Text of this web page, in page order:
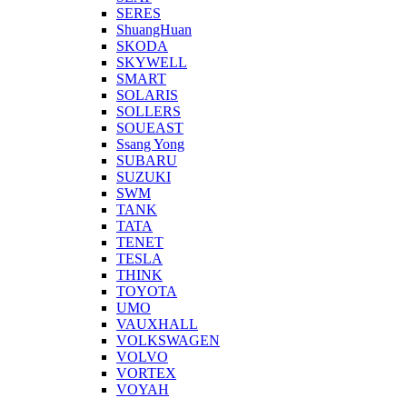
SERES
ShuangHuan
SKODA
SKYWELL
SMART
SOLARIS
SOLLERS
SOUEAST
Ssang Yong
SUBARU
SUZUKI
SWM
TANK
TATA
TENET
TESLA
THINK
TOYOTA
UMO
VAUXHALL
VOLKSWAGEN
VOLVO
VORTEX
VOYAH